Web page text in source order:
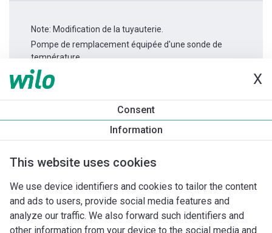
X
Consent
Information
This website uses cookies
We use device identifiers and cookies to tailor the content
and ads to users, provide social media features and
analyze our traffic. We also forward such identifiers and
other information from your device to the social media and
Note: Modification de la tuyauterie.
Pompe de remplacement équipée d'une sonde de
température.
Informations produit